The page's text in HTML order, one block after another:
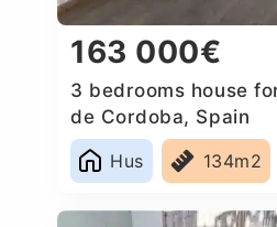
163 000€
3 bedrooms house
de Cordoba, Spain
Hus
134m2